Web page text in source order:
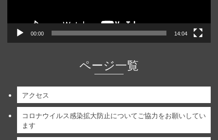
00:00 14:04
ページ一覧
アクセス
コロナウイルス感染拡大防止についてご協力をお願いしてい
ます